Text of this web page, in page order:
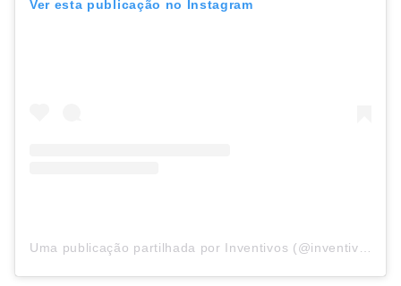
Ver esta publicação no Instagram
Uma publicação partilhada por Inventivos (@inventivos.co)